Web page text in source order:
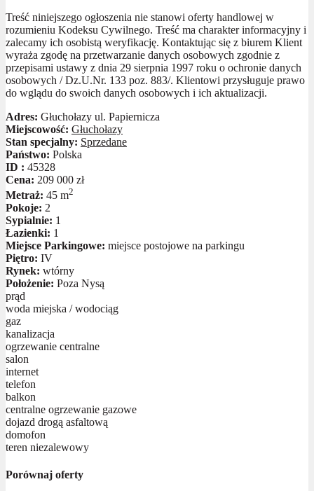
Treść niniejszego ogłoszenia nie stanowi oferty handlowej w
rozumieniu Kodeksu Cywilnego. Treść ma charakter informacyjny i
zalecamy ich osobistą weryfikację. Kontaktując się z biurem Klient
wyraża zgodę na przetwarzanie danych osobowych zgodnie z
przepisami ustawy z dnia 29 sierpnia 1997 roku o ochronie danych
osobowych / Dz.U.Nr. 133 poz. 883/. Klientowi przysługuje prawo
do wglądu do swoich danych osobowych i ich aktualizacji.
Adres: Głuchołazy ul. Papiernicza
Miejscowość: Głuchołazy
Stan specjalny: Sprzedane
Państwo: Polska
ID : 45328
Cena: 209 000 zł
Metraż: 45 m2
Pokoje: 2
Sypialnie: 1
Łazienki: 1
Miejsce Parkingowe: miejsce postojowe na parkingu
Piętro: IV
Rynek: wtórny
Położenie: Poza Nysą
prąd
woda miejska / wodociąg
gaz
kanalizacja
ogrzewanie centralne
salon
internet
telefon
balkon
centralne ogrzewanie gazowe
dojazd drogą asfaltową
domofon
teren niezalewowy
Porównaj oferty